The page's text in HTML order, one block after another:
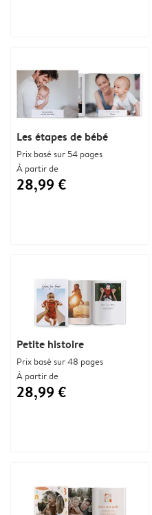
Petite histoire
Prix basé sur 48 pages
À partir de
28,99 €
Les étapes de bébé
Prix basé sur 54 pages
À partir de
28,99 €